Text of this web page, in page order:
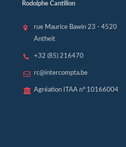
Rodolphe Cantillon
rue Maurice Bawin 23 - 4520
Antheit
+32 (85) 216470
rc@intercompta.be
Agréation ITAA n° 10166004